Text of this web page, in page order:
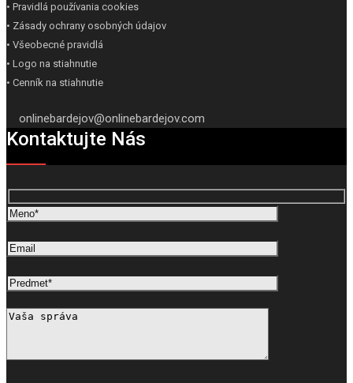
• Pravidlá používania cookies
• Zásady ochrany osobných údajov
• Všeobecné pravidlá
• Logo na stiahnutie
• Cenník na stiahnutie
onlinebardejov@onlinebardejov.com
Kontaktujte Nás